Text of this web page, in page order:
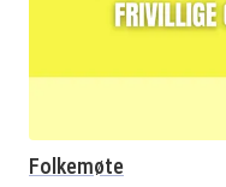
Folkemøte